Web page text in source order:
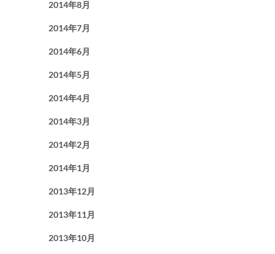
2014年8月
2014年7月
2014年6月
2014年5月
2014年4月
2014年3月
2014年2月
2014年1月
2013年12月
2013年11月
2013年10月